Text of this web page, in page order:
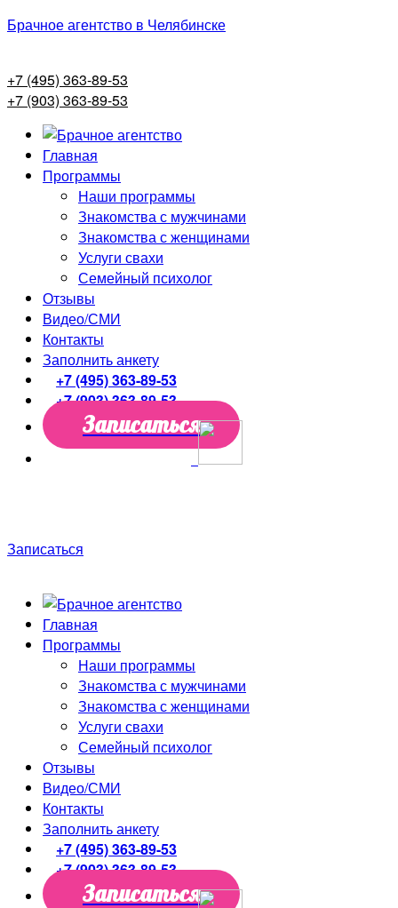
Брачное агентство в Челябинске
+7 (495) 363-89-53
+7 (903) 363-89-53
Главная
Программы
Наши программы
Знакомства с мужчинами
Знакомства с женщинами
Услуги свахи
Семейный психолог
Отзывы
Видео/СМИ
Контакты
Заполнить анкету
+7 (495) 363-89-53
+7 (903) 363-89-53
Записаться
Записаться
Главная
Программы
Наши программы
Знакомства с мужчинами
Знакомства с женщинами
Услуги свахи
Семейный психолог
Отзывы
Видео/СМИ
Контакты
Заполнить анкету
+7 (495) 363-89-53
+7 (903) 363-89-53
Записаться